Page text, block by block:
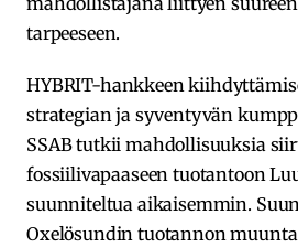
tarpeeseen.
HYBRIT-hankkeen
strategian ja syventyvän
SSAB tutkii mahdollisuuksia
fossiilivapaaseen tuotantoon
suunniteltua aikaisemmin.
Oxelösundin tuotannon